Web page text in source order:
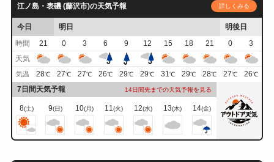
江ノ島・表磯 (藤沢市)の天気予報 詳しくみる
今日 明日
明後日
時間
21 0 3 6 9 12 15 18 21 0
3
天気
気温 28℃ 27℃ 27℃ 26℃ 29℃ 29℃ 31℃ 29℃ 28℃ 27℃ 26℃
7日間天気予報 14日間先までの天気予報を見る
8(土) 9(日) 10(月) 11(火) 12(水) 13(木) 14(金)